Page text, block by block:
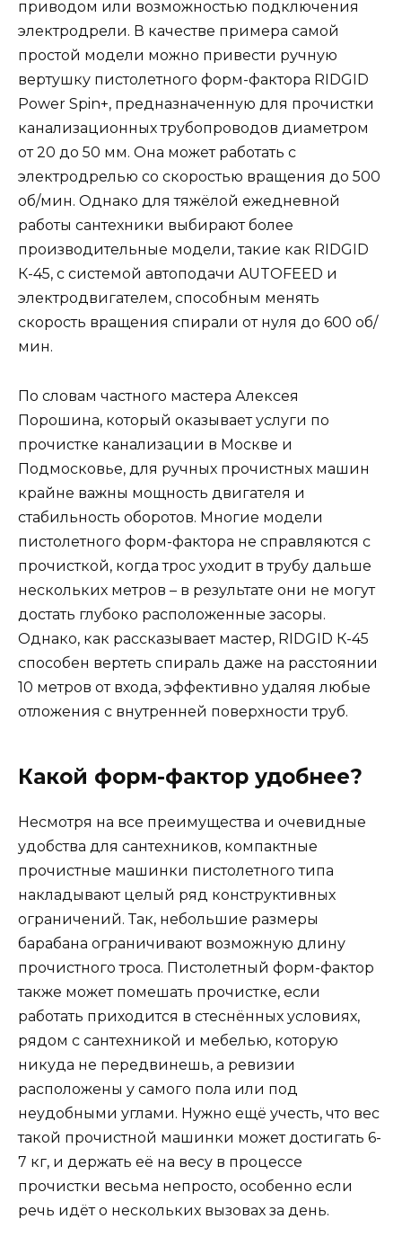
приводом или возможностью подключения
электродрели. В качестве примера самой
простой модели можно привести ручную
вертушку пистолетного форм-фактора RIDGID
Power Spin+, предназначенную для прочистки
канализационных трубопроводов диаметром
от 20 до 50 мм. Она может работать с
электродрелью со скоростью вращения до 500
об/мин. Однако для тяжёлой ежедневной
работы сантехники выбирают более
производительные модели, такие как RIDGID
К-45, с системой автоподачи AUTOFEED и
электродвигателем, способным менять
скорость вращения спирали от нуля до 600 об/
мин.
По словам частного мастера Алексея
Порошина, который оказывает услуги по
прочистке канализации в Москве и
Подмосковье, для ручных прочистных машин
крайне важны мощность двигателя и
стабильность оборотов. Многие модели
пистолетного форм-фактора не справляются с
прочисткой, когда трос уходит в трубу дальше
нескольких метров – в результате они не могут
достать глубоко расположенные засоры.
Однако, как рассказывает мастер, RIDGID К-45
способен вертеть спираль даже на расстоянии
10 метров от входа, эффективно удаляя любые
отложения с внутренней поверхности труб.
Какой форм-фактор удобнее?
Несмотря на все преимущества и очевидные
удобства для сантехников, компактные
прочистные машинки пистолетного типа
накладывают целый ряд конструктивных
ограничений. Так, небольшие размеры
барабана ограничивают возможную длину
прочистного троса. Пистолетный форм-фактор
также может помешать прочистке, если
работать приходится в стеснённых условиях,
рядом с сантехникой и мебелью, которую
никуда не передвинешь, а ревизии
расположены у самого пола или под
неудобными углами. Нужно ещё учесть, что вес
такой прочистной машинки может достигать 6-
7 кг, и держать её на весу в процессе
прочистки весьма непросто, особенно если
речь идёт о нескольких вызовах за день.